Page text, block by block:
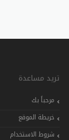
تريد مساعدة
مرحباً بك
خريطة الموقع
شروط الاستخدام